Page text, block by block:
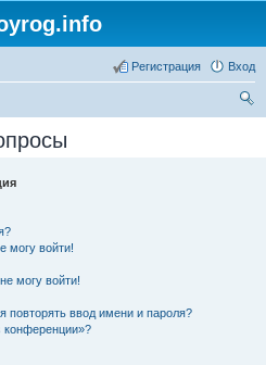
Вход
Регистрация
могу войти!
могу войти!
повторять ввод имени и пароля?
конференции»?